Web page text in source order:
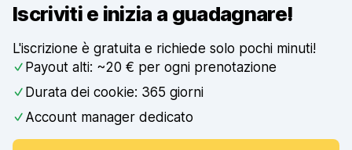
Iscriviti e inizia a guadagnare!
L'iscrizione è gratuita e richiede solo pochi minuti!
Payout alti: ~20 € per ogni prenotazione
Durata dei cookie: 365 giorni
Account manager dedicato